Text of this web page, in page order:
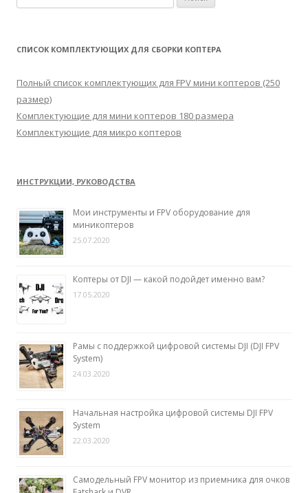
а
т
:
СПИСОК КОМПЛЕКТУЮЩИХ ДЛЯ СБОРКИ КОПТЕРА
Полный список комплектующих для FPV мини коптеров (250
размер)
Комплектующие для мини коптеров 180 размера
Комплектующие для микро коптеров
ИНСТРУКЦИИ, РУКОВОДСТВА
Мои инструменты и FPV оборудование для
миникоптеров
25.07.2020
Коптеры от DJI — какой подойдет именно вам?
17.05.2020
Рамы с поддержкой цифровой системы DJI (DJI FPV
System)
24.03.2020
Начальная настройка цифровой системы DJI FPV
System
22.03.2020
Самодельный FPV монитор из приемника для очков